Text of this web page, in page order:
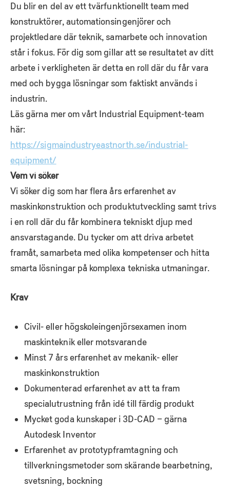
Du blir en del av ett tvärfunktionellt team med
konstruktörer, automationsingenjörer och
projektledare där teknik, samarbete och innovation
står i fokus. För dig som gillar att se resultatet av ditt
arbete i verkligheten är detta en roll där du får vara
med och bygga lösningar som faktiskt används i
industrin.
Läs gärna mer om vårt Industrial Equipment-team
här:
https://sigmaindustryeastnorth.se/industrial-
equipment/
Vem vi söker
Vi söker dig som har flera års erfarenhet av
maskinkonstruktion och produktutveckling samt trivs
i en roll där du får kombinera tekniskt djup med
ansvarstagande. Du tycker om att driva arbetet
framåt, samarbeta med olika kompetenser och hitta
smarta lösningar på komplexa tekniska utmaningar.
Krav
Civil- eller högskoleingenjörsexamen inom
maskinteknik eller motsvarande
Minst 7 års erfarenhet av mekanik- eller
maskinkonstruktion
Dokumenterad erfarenhet av att ta fram
specialutrustning från idé till färdig produkt
Mycket goda kunskaper i 3D-CAD – gärna
Autodesk Inventor
Erfarenhet av prototypframtagning och
tillverkningsmetoder som skärande bearbetning,
svetsning, bockning